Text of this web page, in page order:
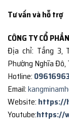
Tư vấn và hỗ trợ
CÔNG TY CỔ
Địa chỉ: Tầng 3,
Phường Nghĩa Đô,
Hotline:
Email:
Website: https://
Youtube:https://